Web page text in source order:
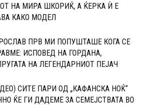
НА МИРА ШКОРИЌ, А ЌЕРКА Ѝ Е
КАКО МОДЕЛ
ПРВ МИ ПОПУШТАШЕ КОГА СЕ
ИСПОВЕД НА ГОРДАНА,
НА ЛЕГЕНДАРНИОТ ПЕЈАЧ
СИТЕ ПАРИ ОД „КАФАНСКА НОЌ“
ЌЕ ГИ ДАДЕМЕ ЗА СЕМЕЈСТВАТА ВО